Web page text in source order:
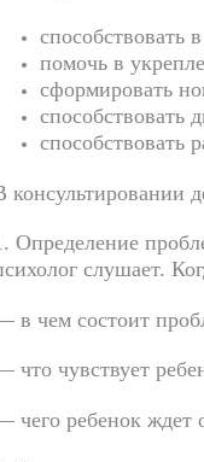
способствовать
помочь в
сформировать
способствовать
способствовать
консультировании
Определение
слушает.
в чем состоит
что чувствует
чего ребенок ждет